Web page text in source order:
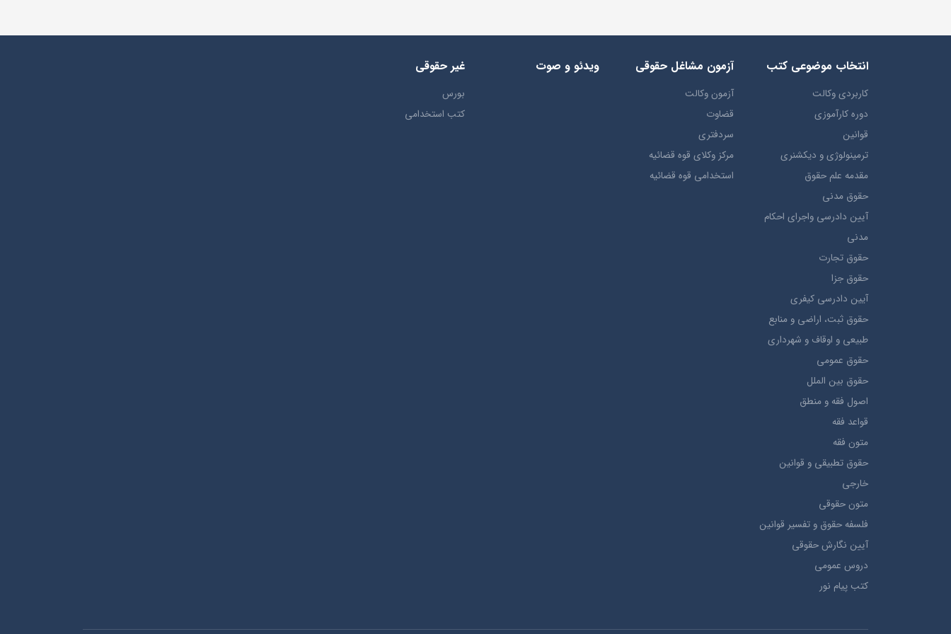
انتخاب​ موضوعي​ کتب
کاربردی وکالت
دوره کارآموزی
قوانین
ترمينولوژي و ديکشنري
مقدمه علم حقوق
حقوق مدني
آيين دادرسي ​واجراي ​احکام ​
مدني
حقوق تجارت
حقوق جزا
آيین دادرسی کیفری
حقوق ثبت، اراضي و منابع
طبيعي و اوقاف و شهرداری
حقوق عمومی
حقوق بين الملل
اصول فقه و منطق
قواعد فقه
متون فقه
حقوق تطبيقي و قوانین
خارجی
متون حقوقي
فلسفه حقوق و تفسیر قوانین
آیین نگارش حقوقی
دروس عمومی
کتب پیام نور
آزمون مشاغل حقوقی
آزمون وکالت
قضاوت
سردفتری
مرکز وکلای قوه قضائیه
استخدامی قوه قضائیه
ویدئو و صوت غیر حقوقی
بورس
کتب استخدامی